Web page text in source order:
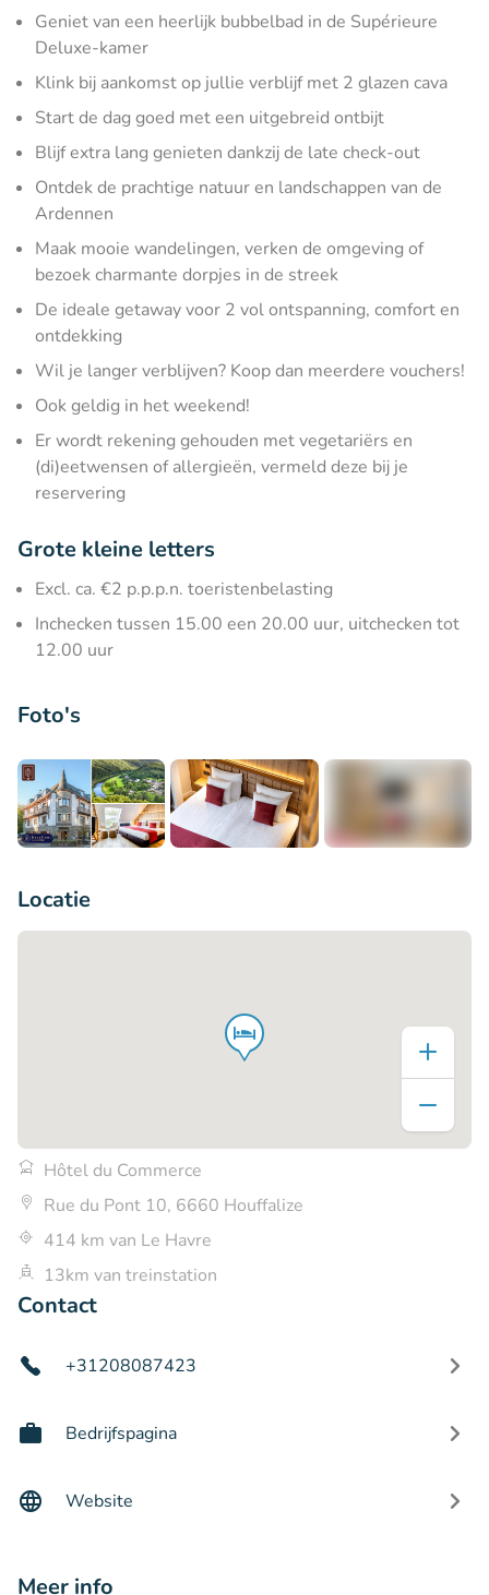
Geniet van een heerlijk bubbelbad in de Supérieure
Deluxe-kamer
Klink bij aankomst op jullie verblijf met 2 glazen cava
Start de dag goed met een uitgebreid ontbijt
Blijf extra lang genieten dankzij de late check-out
Ontdek de prachtige natuur en landschappen van de
Ardennen
Maak mooie wandelingen, verken de omgeving of
bezoek charmante dorpjes in de streek
De ideale getaway voor 2 vol ontspanning, comfort en
ontdekking
Wil je langer verblijven? Koop dan meerdere vouchers!
Ook geldig in het weekend!
Er wordt rekening gehouden met vegetariërs en
(di)eetwensen of allergieën, vermeld deze bij je
reservering
Grote kleine letters
Excl. ca. €2 p.p.p.n. toeristenbelasting
Inchecken tussen 15.00 een 20.00 uur, uitchecken tot
12.00 uur
Foto's
Locatie
Hôtel du Commerce
Rue du Pont 10, 6660 Houffalize
414 km van Le Havre
13km van treinstation
Contact
+31208087423
Bedrijfspagina
Website
Meer info